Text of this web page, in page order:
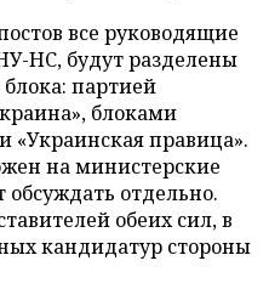
все руководящие
НС, будут разделены
партией
блоками
«Украинская правица».
на министерские
отдельно.
обеих сил, в
кандидатур стороны